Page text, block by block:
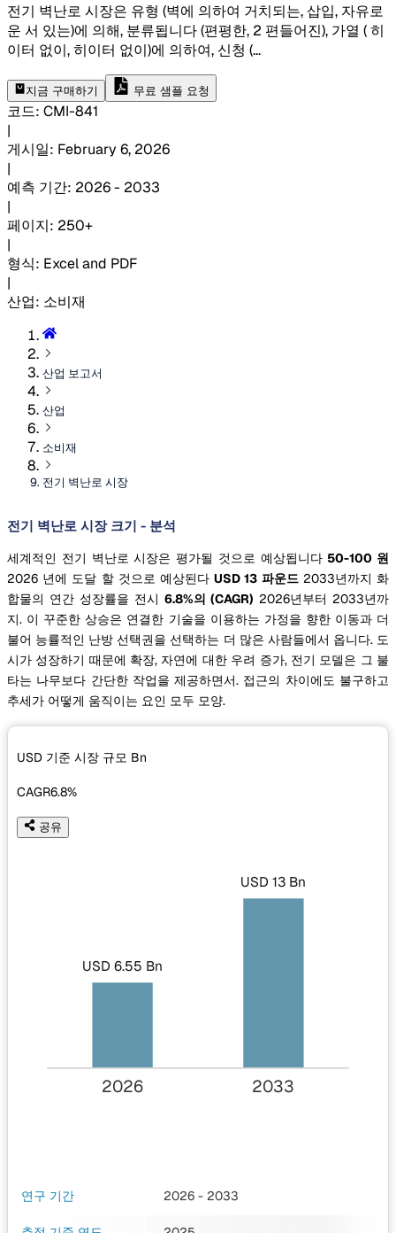
전기 벽난로 시장은 유형 (벽에 의하여 거치되는, 삽입, 자유로
운 서 있는)에 의해, 분류됩니다 (편평한, 2 편들어진), 가열 ( 히
이터 없이, 히이터 없이)에 의하여, 신청 (...
지금 구매하기 무료 샘플 요청
코드: CMI-841
|
게시일: February 6, 2026
|
예측 기간: 2026 - 2033
|
페이지: 250+
|
형식: Excel and PDF
|
산업: 소비재
산업 보고서
산업
소비재
전기 벽난로 시장
전기 벽난로 시장 크기 - 분석
세계적인 전기 벽난로 시장은 평가될 것으로 예상됩니다50-100 원
2026 년에 도달 할 것으로 예상된다USD 13 파운드2033년까지 화
합물의 연간 성장률을 전시 6.8%의 (CAGR) 2026년부터 2033년까
지. 이 꾸준한 상승은 연결한 기술을 이용하는 가정을 향한 이동과 더
불어 능률적인 난방 선택권을 선택하는 더 많은 사람들에서 옵니다. 도
시가 성장하기 때문에 확장, 자연에 대한 우려 증가, 전기 모델은 그 불
타는 나무보다 간단한 작업을 제공하면서. 접근의 차이에도 불구하고
추세가 어떻게 움직이는 요인 모두 모양.
USD 기준 시장 규모 Bn
CAGR6.8%
공유
USD 6.55 Bn
USD 13 Bn
2026 2033
연구 기간 2026 - 2033